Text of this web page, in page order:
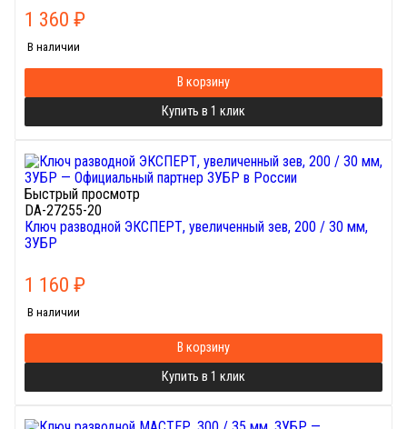
1 360 ₽
В наличии
В корзину
Купить в 1 клик
Быстрый просмотр
DA-27255-20
Ключ разводной ЭКСПЕРТ, увеличенный зев, 200 / 30 мм,
ЗУБР
1 160 ₽
В наличии
В корзину
Купить в 1 клик